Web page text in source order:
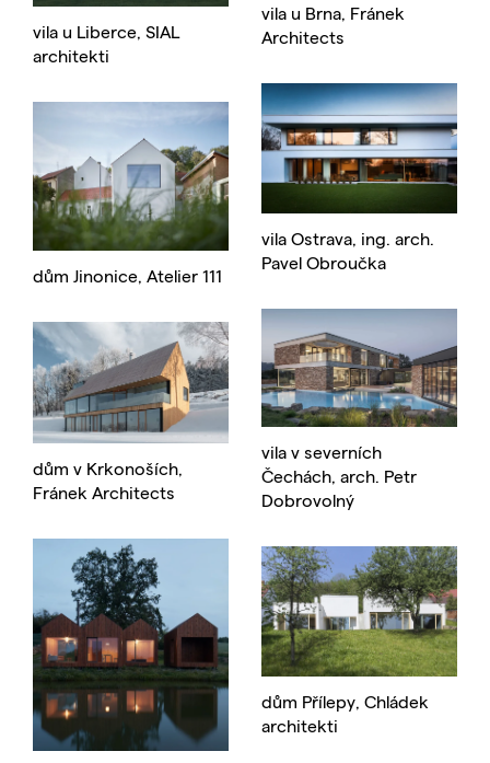
vila u Liberce, SIAL
architekti
dům Jinonice, Atelier 111
dům v Krkonoších,
Fránek Architects
vila u Brna, Fránek
Architects
vila Ostrava, ing. arch.
Pavel Obroučka
vila v severních
Čechách, arch. Petr
Dobrovolný
dům Přílepy, Chládek
architekti